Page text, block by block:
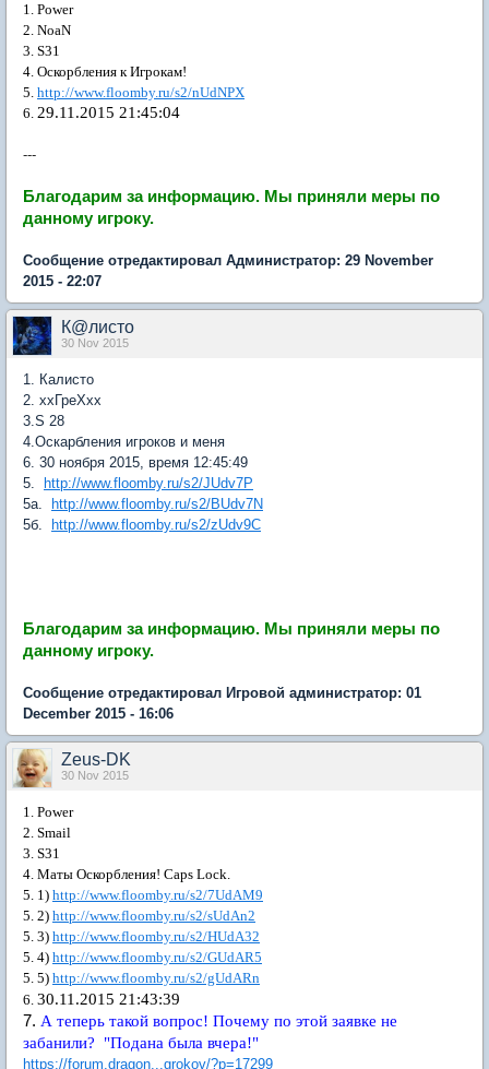
1. Power
2. NoaN
3. S31
4. Оскорбления к Игрокам!
5. http://www.floomby.ru/s2/nUdNPX
6. 29.11.2015 21:45:04
---
Благодарим за информацию. Мы приняли меры по
данному игроку.
Сообщение отредактировал Администратор: 29 November
2015 - 22:07
К@листо
30 Nov 2015
1. Калисто
2. ххГреХхх
3.S 28
4.Оскарбления игроков и меня
6. 30 ноября 2015, время 12:45:49
5.
http://www.floomby.ru/s2/JUdv7P
5а.
http://www.floomby.ru/s2/BUdv7N
5б.
http://www.floomby.ru/s2/zUdv9C
Благодарим за информацию. Мы приняли меры по
данному игроку.
Сообщение отредактировал Игровой администратор: 01
December 2015 - 16:06
Zeus-DK
30 Nov 2015
1. Power
2. Smail
3. S31
4. Маты Оскорбления! Caps Lock.
5. 1) http://www.floomby.ru/s2/7UdAM9
5. 2) http://www.floomby.ru/s2/sUdAn2
5. 3) http://www.floomby.ru/s2/HUdA32
5. 4) http://www.floomby.ru/s2/GUdAR5
5. 5) http://www.floomby.ru/s2/gUdARn
6. 30.11.2015 21:43:39
7. А теперь такой вопрос! Почему по этой заявке не
забанили? "Подана была вчера!"
https://forum.dragon...grokov/?p=17299